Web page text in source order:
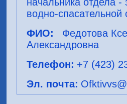
водно-спасательной
Федотова
Александровна
+7 (423)